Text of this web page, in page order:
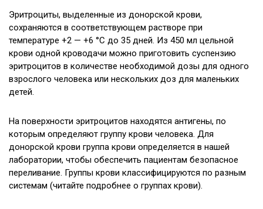
Эритроциты, выделенные из донорской крови,
сохраняются в соответствующем растворе при
температуре +2 — +6 °C до 35 дней. Из 450 мл цельной
крови одной кроводачи можно приготовить суспензию
эритроцитов в количестве необходимой дозы для одного
взрослого человека или нескольких доз для маленьких
детей.
На поверхности эритроцитов находятся антигены, по
которым определяют группу крови человека. Для
донорской крови группа крови определяется в нашей
лаборатории, чтобы обеспечить пациентам безопасное
переливание. Группы крови классифицируются по разным
системам (читайте подробнее о группах крови).